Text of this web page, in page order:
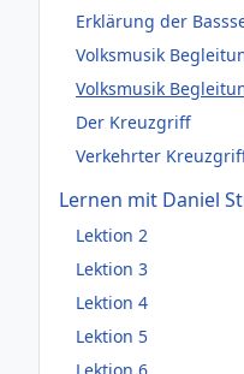
Erklärung der
Volksmusik
Volksmusik
Der Kreuzgriff
Verkehrter
Lernen mit Daniel
Lektion 2
Lektion 3
Lektion 4
Lektion 5
Lektion 6